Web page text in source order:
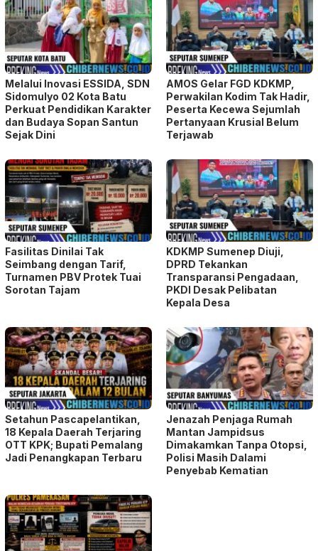
Melalui Inovasi ESSIDA, SDN
Sidomulyo 02 Kota Batu
Perkuat Pendidikan Karakter
dan Budaya Sopan Santun
Sejak Dini
AMOS Gelar FGD KDKMP,
Perwakilan Kodim Tak Hadir,
Peserta Kecewa Sejumlah
Pertanyaan Krusial Belum
Terjawab
Fasilitas Dinilai Tak
Seimbang dengan Tarif,
Turnamen PBV Protek Tuai
Sorotan Tajam
KDKMP Sumenep Diuji,
DPRD Tekankan
Transparansi Pengadaan,
PKDI Desak Pelibatan
Kepala Desa
Setahun Pascapelantikan,
18 Kepala Daerah Terjaring
OTT KPK; Bupati Pemalang
Jadi Penangkapan Terbaru
Jenazah Penjaga Rumah
Mantan Jampidsus
Dimakamkan Tanpa Otopsi,
Polisi Masih Dalami
Penyebab Kematian